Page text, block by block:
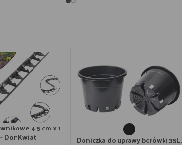
4.5 cm x 1
DonKwiat Doniczka do uprawy borówki 35L,